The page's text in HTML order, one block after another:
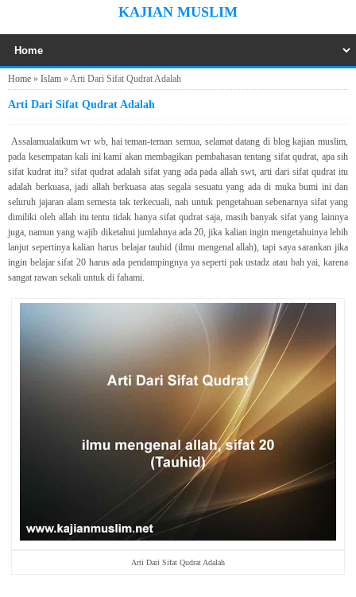
KAJIAN MUSLIM
Home » Islam »Arti Dari Sifat Qudrat Adalah
Arti Dari Sifat Qudrat Adalah
Assalamualaikum wr wb, hai teman-teman semua, selamat datang di blog kajian muslim,
pada kesempatan kali ini kami akan membagikan pembahasan tentang sifat qudrat, apa sih
sifat kudrat itu? sifat qudrat adalah sifat yang ada pada allah swt, arti dari sifat qudrat itu
adalah berkuasa, jadi allah berkuasa atas segala sesuatu yang ada di muka bumi ini dan
seluruh jajaran alam semesta tak terkecuali, nah untuk pengetahuan sebenarnya sifat yang
dimiliki oleh allah itu tentu tidak hanya sifat qudrat saja, masih banyak sifat yang lainnya
juga, namun yang wajib diketahui jumlahnya ada 20, jika kalian ingin mengetahuinya lebih
lanjut sepertinya kalian harus belajar tauhid (ilmu mengenal allah), tapi saya sarankan jika
ingin belajar sifat 20 harus ada pendampingnya ya seperti pak ustadz atau bah yai, karena
sangat rawan sekali untuk di fahami.
Arti Dari Sifat Qudrat Adalah